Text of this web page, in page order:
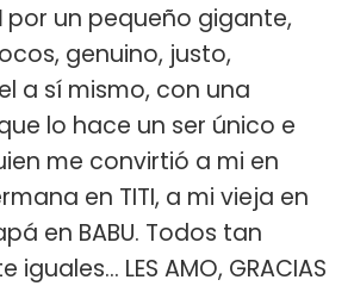
por un pequeño gigante,
genuino, justo,
a sí mismo, con una
lo hace un ser único e
me convirtió a mi en
en TITI, a mi vieja en
en BABU. Todos tan
LES AMO, GRACIAS